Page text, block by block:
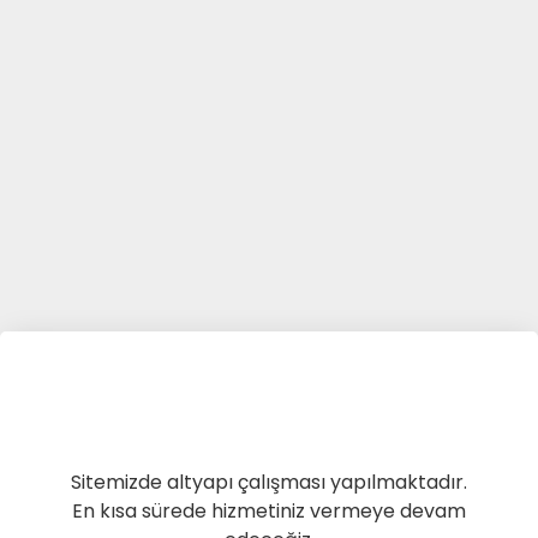
Sitemizde altyapı çalışması yapılmaktadır.
En kısa sürede hizmetiniz vermeye devam